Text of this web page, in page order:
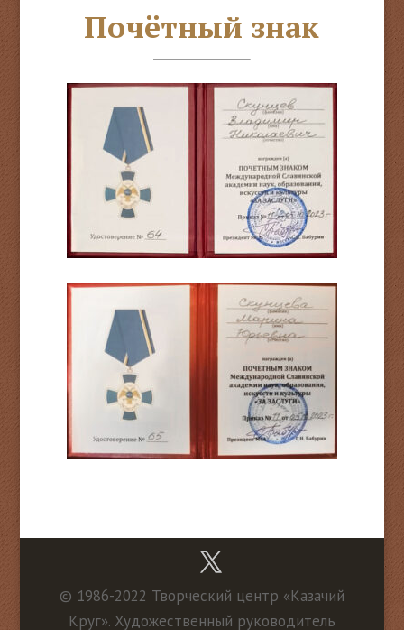
Почётный знак
© 1986-2022 Творческий центр «Казачий
Круг». Художественный руководитель